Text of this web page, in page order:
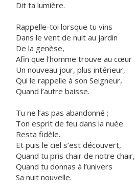
Dit ta lumière.
Rappelle-toi lorsque tu vins
Dans le vent de nuit au jardin
De la genèse,
Afin que l'homme trouve au cœur
Un nouveau jour, plus intérieur,
Qui le rappelle à son Seigneur,
Quand l’autre baisse.
Tu ne l’as pas abandonné ;
Ton esprit de feu dans la nuée
Resta fidèle.
Et puis le ciel s’est découvert,
Quand tu pris chair de notre chair,
Quand tu donnas à l’univers
Sa nuit nouvelle.